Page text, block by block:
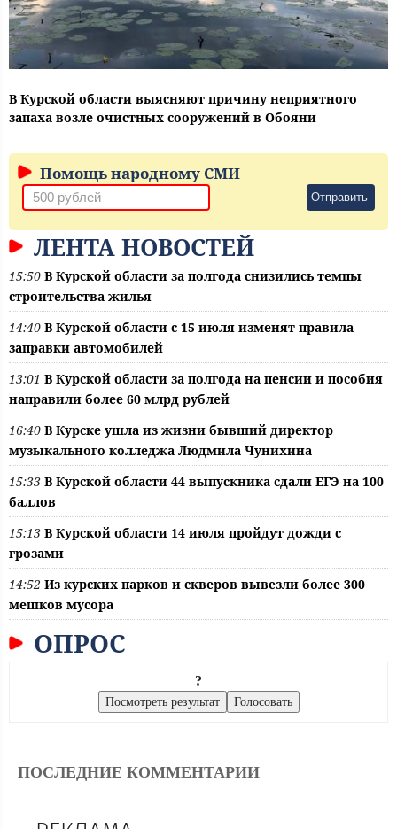
В Курской области выясняют причину неприятного
запаха возле очистных сооружений в Обояни
Помощь народному СМИ
Отправить
ЛЕНТА НОВОСТЕЙ
15:50 В Курской области за полгода снизились темпы
строительства жилья
14:40 В Курской области с 15 июля изменят правила
заправки автомобилей
13:01 В Курской области за полгода на пенсии и пособия
направили более 60 млрд рублей
16:40 В Курске ушла из жизни бывший директор
музыкального колледжа Людмила Чунихина
15:33 В Курской области 44 выпускника сдали ЕГЭ на 100
баллов
15:13 В Курской области 14 июля пройдут дожди с
грозами
14:52 Из курских парков и скверов вывезли более 300
мешков мусора
ОПРОС
?
ПОСЛЕДНИЕ КОММЕНТАРИИ